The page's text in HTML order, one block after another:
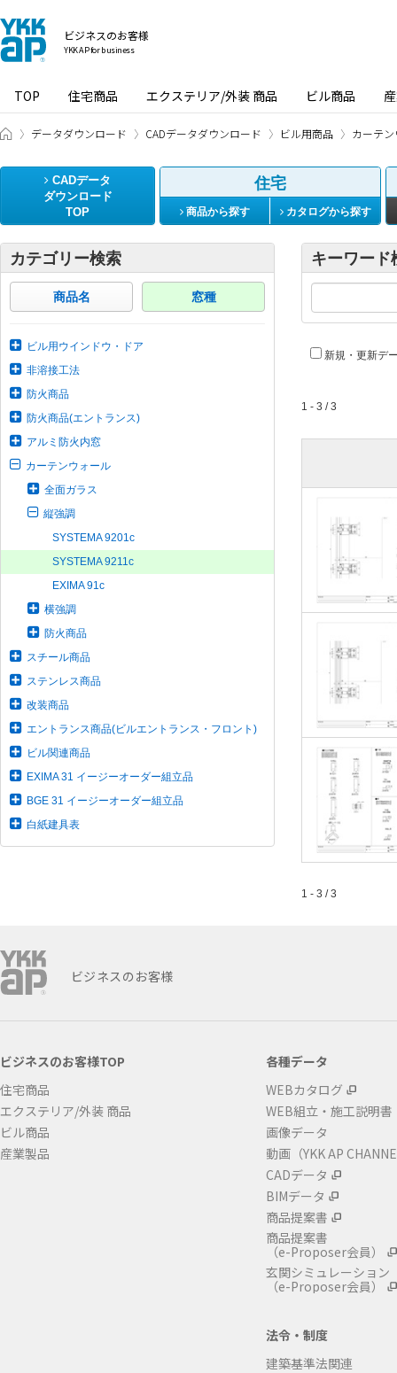
ビジネスのお客様
YKK AP for business
TOP 住宅商品 エクステリア/外装 商品 ビル商品
ビジネスのお客様 HOME
データダウンロード CADデータダウンロード ビル用商品 カーテ
CADデータ
ダウンロード
TOP
住宅
商品から探す カタログから探す
カテゴリー検索
商品名 窓種
ビル用ウインドウ・ドア
非溶接工法
防火商品
防火商品(エントランス)
アルミ防火内窓
カーテンウォール
全面ガラス
縦強調
SYSTEMA 9201c
SYSTEMA 9211c
EXIMA 91c
横強調
防火商品
スチール商品
ステンレス商品
改装商品
エントランス商品(ビルエントランス・フロント)
ビル関連商品
EXIMA 31 イージーオーダー組立品
BGE 31 イージーオーダー組立品
白紙建具表
キーワード
新規・更新デ
1 - 3 / 3
1 - 3 / 3
ビジネスのお客様
ビジネスのお客様TOP
住宅商品
エクステリア/外装 商品
ビル商品
産業製品
各種データ
WEBカタログ
WEB組立・施工説明書
画像データ
動画（YKK AP
CADデータ
BIMデータ
商品提案書
商品提案書
（e-Proposer会員）
玄関シミュレーション
（e-Proposer会員）
法令・制度
建築基準法関連